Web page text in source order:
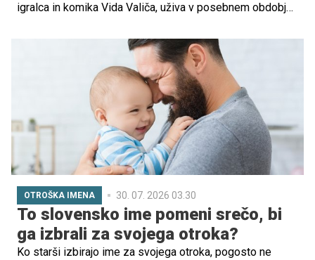
igralca in komika Vida Valiča, uživa v posebnem obdobju
privoščil oddih na Hvaru, kjer sta ujela nekaj čudovitih
OTROŠKA IMENA 30. 07. 2026 03.30
To slovensko ime pomeni srečo, bi
ga izbrali za svojega otroka?
Ko starši izbirajo ime za svojega otroka, pogosto ne